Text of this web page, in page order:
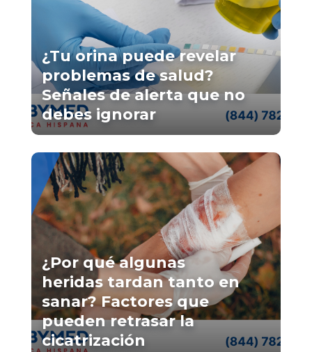
¿Tu orina puede revelar
problemas de salud?
Señales de alerta que no
debes ignorar
¿Por qué algunas
heridas tardan tanto en
sanar? Factores que
pueden retrasar la
cicatrización